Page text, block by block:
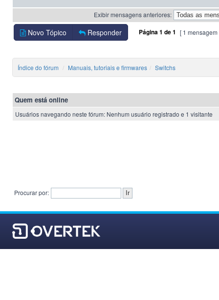
Exibir mensagens anteriores:
Novo Tópico Responder Página1 de1 [ 1
Índice do fórum Manuais, tutoriais e firmwares Switchs
Quem está online
Usuários navegando neste fórum: Nenhum usuário registrado e 1 visitante
Procurar por: